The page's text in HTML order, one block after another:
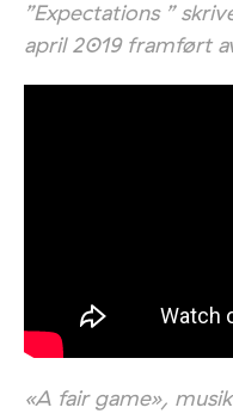
”Expectations ”
april 2019 framført
«A fair game»,